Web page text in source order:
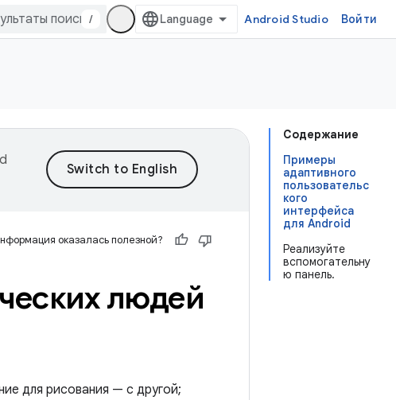
/ Android Studio Войти
Содержание
Примеры
адаптивного
пользовательс
кого
интерфейса
для Android
Реализуйте
вспомогательну
ю панель.
оказалась полезной?
людей
для рисования — с другой;